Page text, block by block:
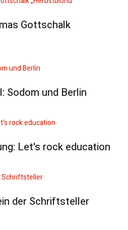
Gottschalk
Sodom und Berlin
Let's rock education
der Schriftsteller